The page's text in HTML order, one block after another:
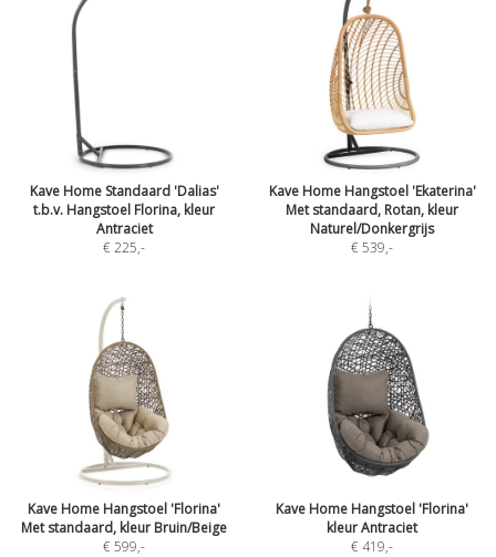
Kave Home Standaard 'Dalias'
t.b.v. Hangstoel Florina, kleur
Antraciet
€ 225,-
Kave Home Hangstoel 'Ekaterina'
Met standaard, Rotan, kleur
Naturel/Donkergrijs
€ 539,-
Kave Home Hangstoel 'Florina'
Met standaard, kleur Bruin/Beige
€ 599,-
Kave Home Hangstoel 'Florina'
kleur Antraciet
€ 419,-